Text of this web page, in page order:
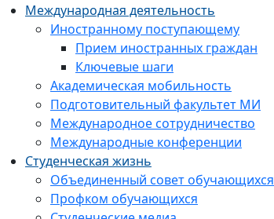
Международная деятельность
Иностранному поступающему
Прием иностранных граждан
Ключевые шаги
Академическая мобильность
Подготовительный факультет МИ
Международное сотрудничество
Международные конференции
Студенческая жизнь
Объединенный совет обучающихся
Профком обучающихся